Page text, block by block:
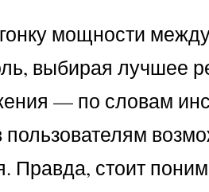
мощности
выбирая
— по словам
стоит